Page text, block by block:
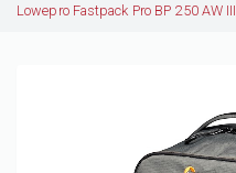
Lowepro Fastpack Pro BP 250 AW III